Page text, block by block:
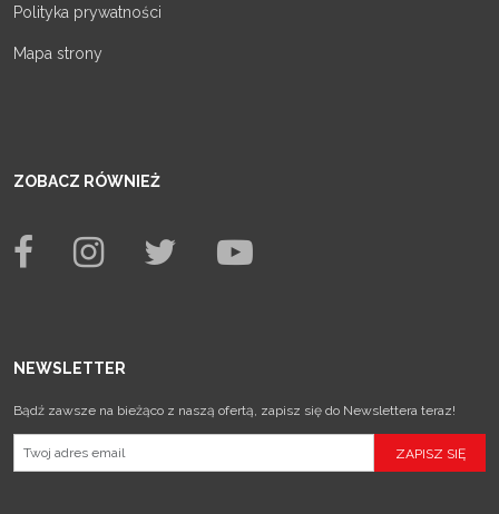
Polityka prywatności
Mapa strony
ZOBACZ RÓWNIEŻ
NEWSLETTER
Bądź zawsze na bieżąco z naszą ofertą, zapisz się do Newslettera teraz!